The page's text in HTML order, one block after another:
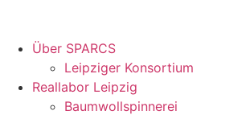
Über SPARCS
Leipziger Konsortium
Reallabor Leipzig
Baumwollspinnerei